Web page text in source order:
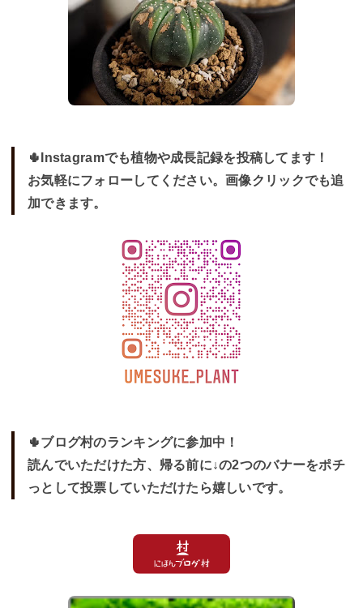
🌵Instagramでも植物や成長記録を投稿してます！
お気軽にフォローしてください。画像クリックでも追
加できます。
🌵ブログ村のランキングに参加中！
読んでいただけた方、帰る前に↓の2つのバナーをポチ
っとして投票していただけたら嬉しいです。